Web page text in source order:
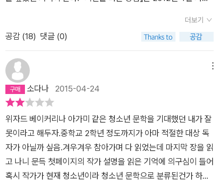
치며 산다는 내용은 새로울 것도 없거니와, 그 진부한 이야기를
처음 보는 할아버지가 주인공에게 너무 길고 장황하게 늘어놓고
있었다. 그 이유는 무엇일까? 작가가 말하고 싶은 대목이었기 때
도록 주의했어야 하지 않을까. 이 책의 독특한 제목에 가졌던 호
기심도 무너지기 시작. 호기심은 서서히 뻔한 결말이 예측되는 것
으로 바뀌어 갔다. 작가의 의도는 독자가 읽으며 찾아낼 수 있어
야지, 이렇게 작가의 목소리로 직접, 강조까지 해가며 들어서는
읽는 재미가 없다. '시간을 파는 상점'이라는 것도 결국 다른 사람
의 의뢰를 받아 소소한 일거리들을 대신 해주는 인터넷 카페에 지
나지 않는데 그것에 비해 너무 거창한 제목 아닌가 싶다. 작가의
아이디어였는지, 수상작으로 결정된 후 책으로 출판하기 전 출판
사의 권유였는지는 모르겠지만 말이다.그런 자신의 졸렬함과 수
소설가, 라고는 하나 김선영 작가가 출간한 작품은 고작 4권에 그
친다. 청소년 소설을 쓰고 싶어했던 것 같지만 안타깝게도 거듭
책을 출간하며 더 나은 작가로 성장하지는 못한 듯하다. 『시간을
파는 상점』은 몰입해서 읽을 수는 있지만 청소년 사이의 유대나
우정, 문제해결 능력을 빼고 바라보면 아무것도 남지 않는 소설이
다. 작가가 인지하고 있는 시간의 개념과 그리스 로마 신화의 신
당시 이 작품이 자음과모음 청소년문학상 수상작으로 꼽힌 이유
는 '어줍잖게 교훈을 주려고 하지 않을 뿐더러, 청소년인 척 쓴 것
도 아니라는 점'에서였다. 하지만 너무 십대처럼 보이고 싶었던
과한 욕심이 물결(~)과 이모티콘(^^), 넷용어(~뎅, ~용)를 사용
하게 만들었고 그런 식의 문장 구사력과 어휘 사용은 눈살을 찌푸
더보기
공감 (18) 댓글 (0)
소다나 2015-04-24
위자드 베이커리나 아가미 같은 청소년 문학을 기대했던 내가 잘
못이라고 해두자.중학교 2학년 정도까지가 아마 적절한 대상 독
자가 아닐까 싶음.겨우겨우 참아가며 다 읽었는데 마지막 장을 읽
고 나니 문득 첫페이지의 작가 설명을 읽은 기억에 의구심이 들어
혹시 작가가 현재 청소년이라 청소년 문학으로 분류된건가 하고